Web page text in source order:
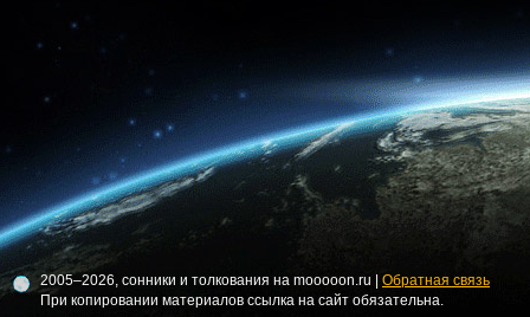
2005–2026, сонники и толкования на mooooon.ru | Обратная связь
При копировании материалов ссылка на сайт обязательна.